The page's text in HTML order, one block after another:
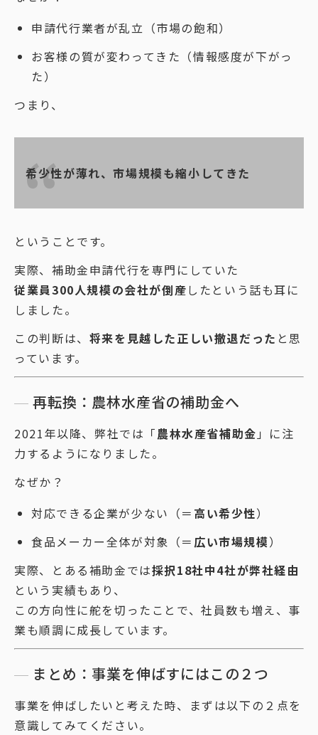
申請代行業者が乱立（市場の飽和）
お客様の質が変わってきた（情報感度が下がっ
た）
つまり、
希少性が薄れ、市場規模も縮小してきた
ということです。
実際、補助金申請代行を専門にしていた
従業員300人規模の会社が倒産したという話も耳に
しました。
この判断は、 将来を見越した正しい撤退だった と思
っています。
再転換：農林水産省の補助金へ
2021年以降、弊社では「農林水産省補助金 」に注
力するようになりました。
なぜか？
対応できる企業が少ない（＝ 高い希少性）
食品メーカー全体が対象（＝ 広い市場規模）
実際、とある補助金では採択18社中4社が弊社経由
という実績もあり、
この方向性に舵を切ったことで、社員数も増え、事
業も順調に成長しています。
まとめ：事業を伸ばすにはこの２つ
事業を伸ばしたいと考えた時、まずは以下の２点を
意識してみてください。